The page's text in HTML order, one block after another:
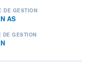
DE GESTION
AS
DE GESTION